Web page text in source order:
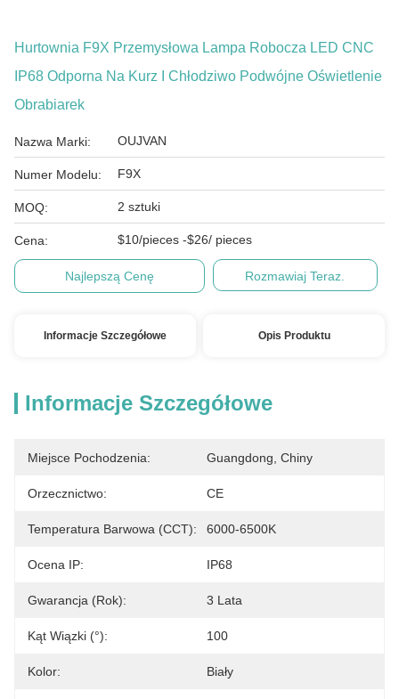
Hurtownia F9X Przemysłowa Lampa Robocza LED CNC
IP68 Odporna Na Kurz I Chłodziwo Podwójne Oświetlenie
Obrabiarek
Nazwa Marki: OUJVAN
Numer Modelu: F9X
MOQ: 2 sztuki
Cena: $10/pieces -$26/ pieces
Najlepszą Cenę Rozmawiaj Teraz.
Informacje Szczegółowe Opis Produktu
Informacje Szczegółowe
Miejsce Pochodzenia: Guangdong, Chiny
Orzecznictwo: CE
Temperatura Barwowa (CCT): 6000-6500K
Ocena IP: IP68
Gwarancja (rok): 3 Lata
Kąt Wiązki (°): 100
Kolor: Biały